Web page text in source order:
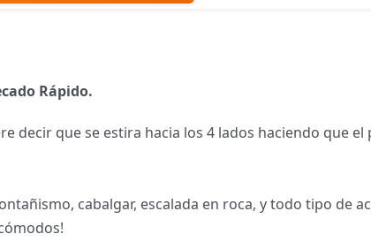
Rápido.
decir que se estira hacia los 4 lados haciendo que
cabalgar, escalada en roca, y todo tipo de